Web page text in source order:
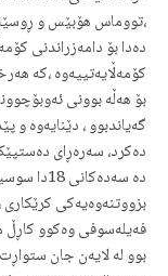
،تووماس هۆبێس و
ده‌دا بۆ دامه‌زراندنی
کۆمه‌ڵایه‌تییه‌وه‌ ،که‌
بۆ هه‌ڵه‌ بوونی
گه‌یاندبوو ، دێنایه‌وه‌
دەکرد، سه‌ره‌ڕای
ده‌
بزووتنه‌وه‌یه‌کی
فه‌یله‌سوفی وه‌کوو
بوو له‌ لایه‌ن جان